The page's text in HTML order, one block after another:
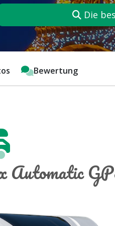
Die
Bewertung
Automatic